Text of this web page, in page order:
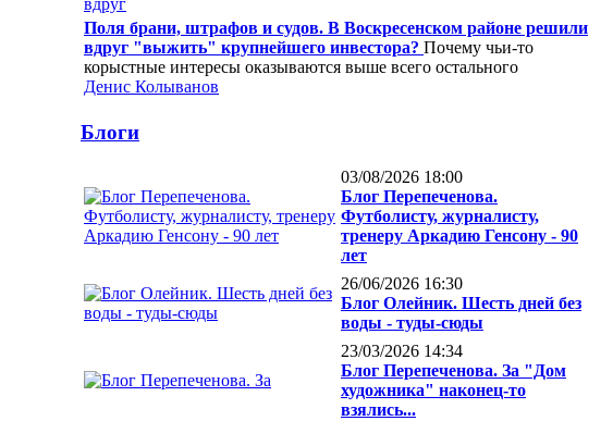
Поля брани, штрафов и судов. В Воскресенском районе решили
вдруг "выжить" крупнейшего инвестора? Почему чьи-то
корыстные интересы оказываются выше всего остального
Денис Колыванов
Блоги
03/08/2026 18:00
Блог Перепеченова.
Футболисту, журналисту,
тренеру Аркадию Генсону - 90
лет
26/06/2026 16:30
Блог Олейник. Шесть дней без
воды - туды-сюды
23/03/2026 14:34
Блог Перепеченова. За "Дом
художника" наконец-то
взялись...